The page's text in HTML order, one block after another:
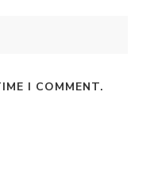
I COMMENT.